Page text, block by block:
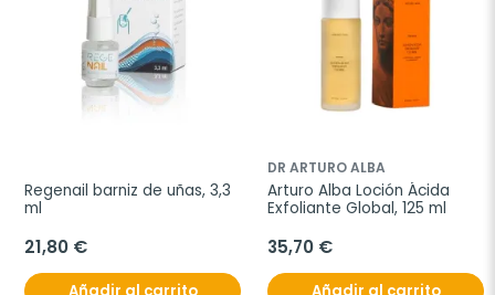
Regenail barniz de uñas, 3,3
ml
21,80 €
DR ARTURO ALBA
Arturo Alba Loción Ácida
Exfoliante Global, 125 ml
35,70 €